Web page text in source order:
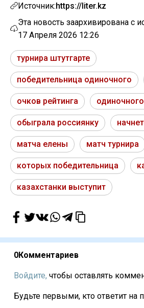
Источник:https://liter.kz
Эта новость заархивирована с
17 Апреля 2026 12:26
турнира штутгарте
победительница одиночного
очков рейтинга
обыграла россиянку
матча елены матч турнира
которых победительница
казахстанки выступит
0Комментариев
Войдите, чтобы оставлять
Будьте первыми, кто ответит на